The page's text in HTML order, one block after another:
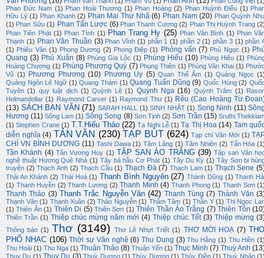
Phan Đức Nam (1) Phan Hoài Thương (1) Phan Hoàng (2) Phan Huỳnh Điểu (1)
Hữu Lý (1) Phan Khanh (2) Phan Mai Thư Nhã (6) Phan Nam (20) Phan Quỳnh
(1) Phan Sửu (1) Phan Tấn Lược (6) Phan Thanh Cương (2) Phan Thị Huỳnh Trang
Phan Tiên Phát (1) Phan Tình (1) Phan Trang Hy (25) Phan Văn Bình (1) Phan
Thạnh (1) Phan Văn Thuần (3) Phan Vĩnh (1) phần 1 (1) phần 2 (1) phần 3 (1) phần
(1) Phiêu Vân (1) Phong Dương (2) Phong Điệp (1) Phỏng vấn (7) Phú Ngọc (1)
Quang (3) Phú Xuân (8) Phùng Gia Lộc (1) Phùng Hiếu (10) Phùng Hiệu (1)
Hoàng Chương (1) Phùng Phương Quý (7) Phụng Thiên (1) Phùng Văn Khai (1)
Vũ (1) Phương Phương (10) Phương Uy (5) Quan Thế Âm (1) Quảng Ngọc
Quảng Ngôn Lê Ngữ (1) Quang Thám (1) Quang Tuấn Dũng (9) Quốc Hùng (2)
Tuyên (1) quy luật dịch (1) Quỳnh Lệ (1) Quỳnh Nga (16) Quỳnh Trâm (1)
Helmandollar (1) Raymond Carver (1) Raymond Thư (1) Rêu (Cao Hoàng Từ
(13) SÁCH BẠN VĂN (71) SARAH HALL (1) SINH NHẬT (1) Song Ninh (11)
Hương (11) Sông Lam (1) Sông Song (8) Sơn Tịnh (2) Sơn Trần (15) Sruthi
(1) Stephen Crane (1) T.T.Hiếu Thảo (22) Tạ Nghi Lễ (1) Tạ Thị Hoa (14) Tam
diễn nghĩa (4) TẢN VĂN (230) TẠP BÚT (624) Tạp chí Văn Mới (1)
CHÍ VN BÌNH DƯƠNG (11) Tashi Dawa (1) Tâm Lãng (1) Tâm Nhiên (2) Tấn Hòa
Tần Khánh (4) Tân Vương Huy (1) TẬP SAN ÁO TRẮNG (39) Tập san Văn
nghệ thuật Hương Quê Nhà (1) Tây bá hầu Cơ Phát (1) Tây Du Ký (1) Tây Sơn bi
truyện (2) Thạch Anh (2) Thạch Cầu (1) Thạch Đà (7) Thạch Lam (1) Thạch Sene
Thái An Khánh (2) Thái Hoà (1) Thanh Bình Nguyên (27) Thành Dũng (1) Thanh
(1) Thanh Huyền (2) Thanh Lương (2) Thanh Minh (4) Thanh Phong (1) Thanh Sơn
Thanh Thảo (3) Thanh Trắc Nguyễn Văn (42) Thanh Tùng (7) Thành Văn
Thạnh Văn (1) Thanh Xuân (2) Thảo Nguyễn (1) Thâm Tâm (1) Thần Y (1) Thi Ngọc
(1) Thiên Ân (1) Thiên Di (5) Thiên Sơn (1) Thiên Thần Áo Trắng (7) Thiên Tôn
Thiên Trần (1) Thiệp chúc mừng năm mới (4) Thiệp chúc Tết (3) Thiệp mừng
Thông báo (1) Thơ (3149) Thơ Lê Nhựt Triết (1) THƠ MỜI HOẠ (7)
PHỔ NHẠC (106) Thời sự Văn nghệ (6) Thu Dung (3) Thu Hằng (1) Thu Hiền
Thu Hoài (1) Thu Nga (1) Thuận Thảo (8) Thuận Yến (1) Thục Minh (7) Thuỳ Anh
Thuỵ Du (1) Thuỳ Dương (1) Thùy Dương (1) Thủy Điền (1) Thuỳ Nhân